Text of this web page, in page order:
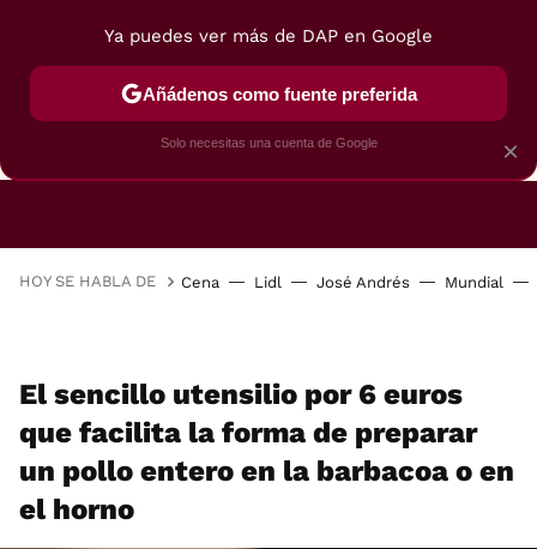
FREIDORAS DE AIRE GUÍAS DE
HOY SE HABLA DE Cena Lidl José Andrés Mundial
El sencillo utensilio por 6 euros
que facilita la forma de preparar
un pollo entero en la barbacoa o en
el horno
×
Ya puedes ver más de DAP en Google
Añádenos como fuente preferida
Solo necesitas una cuenta de Google